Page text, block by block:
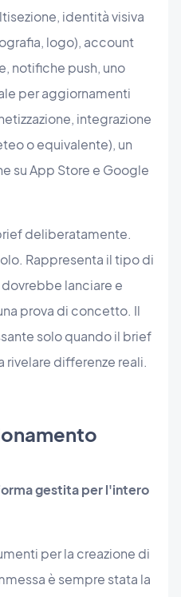
identità visiva
logo), account
notifiche push, uno
per aggiornamenti
integrazione
o equivalente), un
su App Store e Google
deliberatamente.
Rappresenta il tipo di
lanciare e
prova di concetto. Il
solo quando il brief
rivelare differenze reali.
gestita per l'intero
per la creazione di
è sempre stata la